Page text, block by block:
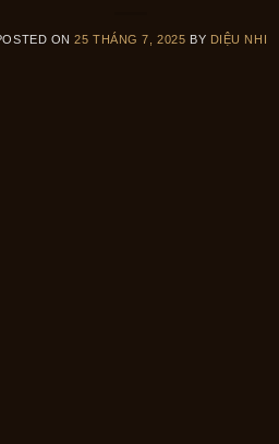
ON25 THÁNG 7, 2025 BY DIỆU NHI